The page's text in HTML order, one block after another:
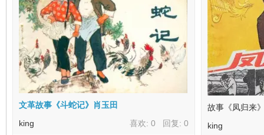
文革故事《斗蛇记》肖玉田
喜欢: 0 回复: 0
king
故事《凤归来
king